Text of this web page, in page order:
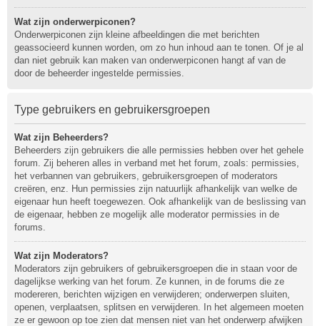
Wat zijn onderwerpiconen?
Onderwerpiconen zijn kleine afbeeldingen die met berichten
geassocieerd kunnen worden, om zo hun inhoud aan te tonen. Of je al
dan niet gebruik kan maken van onderwerpiconen hangt af van de
door de beheerder ingestelde permissies.
Type gebruikers en gebruikersgroepen
Wat zijn Beheerders?
Beheerders zijn gebruikers die alle permissies hebben over het gehele
forum. Zij beheren alles in verband met het forum, zoals: permissies,
het verbannen van gebruikers, gebruikersgroepen of moderators
creëren, enz. Hun permissies zijn natuurlijk afhankelijk van welke de
eigenaar hun heeft toegewezen. Ook afhankelijk van de beslissing van
de eigenaar, hebben ze mogelijk alle moderator permissies in de
forums.
Wat zijn Moderators?
Moderators zijn gebruikers of gebruikersgroepen die in staan voor de
dagelijkse werking van het forum. Ze kunnen, in de forums die ze
modereren, berichten wijzigen en verwijderen; onderwerpen sluiten,
openen, verplaatsen, splitsen en verwijderen. In het algemeen moeten
ze er gewoon op toe zien dat mensen niet van het onderwerp afwijken